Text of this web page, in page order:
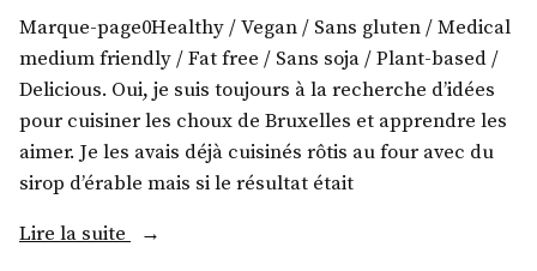
Marque-page0Healthy / Vegan / Sans gluten / Medical
medium friendly / Fat free / Sans soja / Plant-based /
Delicious. Oui, je suis toujours à la recherche d’idées
pour cuisiner les choux de Bruxelles et apprendre les
aimer. Je les avais déjà cuisinés rôtis au four avec du
sirop d’érable mais si le résultat était
Lire la suite
« Patate